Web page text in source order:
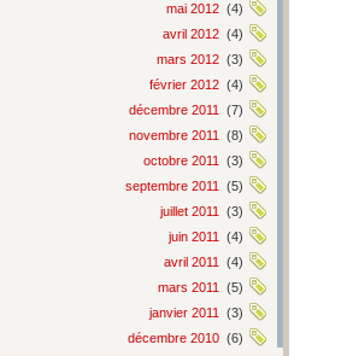
mai 2012 (4)
avril 2012 (4)
mars 2012 (3)
février 2012 (4)
décembre 2011
(7)
novembre 2011
(8)
octobre 2011
(3)
septembre 2011
(5)
juillet 2011
(3)
juin 2011
(4)
avril 2011
(4)
mars 2011
(5)
janvier 2011
(3)
décembre 2010 (6)